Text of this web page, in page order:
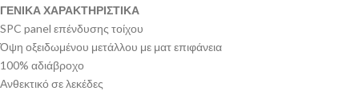
ΓΕΝΙΚΑ ΧΑΡΑΚΤΗΡΙΣΤΙΚΑ
SPC panel επένδυσης τοίχου
Όψη οξειδωμένου μετάλλου με ματ επιφάνεια
100% αδιάβροχο
Ανθεκτικό σε λεκέδες